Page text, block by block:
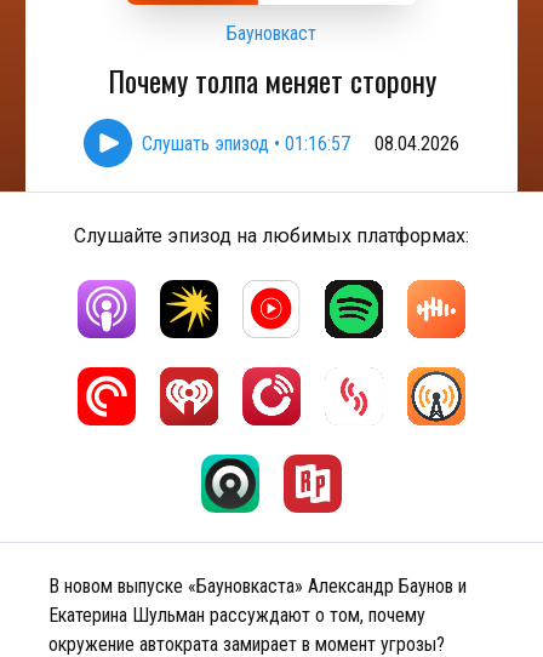
Бауновкаст
Почему толпа меняет сторону
Слушать эпизод • 01:16:57 08.04.2026
Слушайте эпизод на любимых платформах:
В новом выпуске «Бауновкаста» Александр Баунов и
Екатерина Шульман рассуждают о том, почему
окружение автократа замирает в момент угрозы?